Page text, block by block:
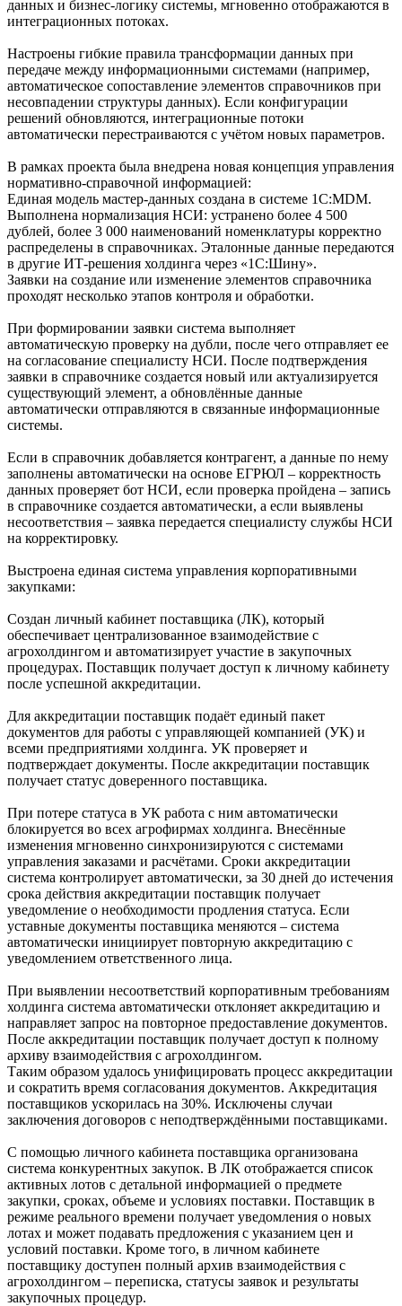
данных и бизнес-логику системы, мгновенно отображаются в
интеграционных потоках.
Настроены гибкие правила трансформации данных при
передаче между информационными системами (например,
автоматическое сопоставление элементов справочников при
несовпадении структуры данных). Если конфигурации
решений обновляются, интеграционные потоки
автоматически перестраиваются с учётом новых параметров.
В рамках проекта была внедрена новая концепция управления
нормативно-справочной информацией:
Единая модель мастер-данных создана в системе 1С:MDM.
Выполнена нормализация НСИ: устранено более 4 500
дублей, более 3 000 наименований номенклатуры корректно
распределены в справочниках. Эталонные данные передаются
в другие ИТ-решения холдинга через «1С:Шину».
Заявки на создание или изменение элементов справочника
проходят несколько этапов контроля и обработки.
При формировании заявки система выполняет
автоматическую проверку на дубли, после чего отправляет ее
на согласование специалисту НСИ. После подтверждения
заявки в справочнике создается новый или актуализируется
существующий элемент, а обновлённые данные
автоматически отправляются в связанные информационные
системы.
Если в справочник добавляется контрагент, а данные по нему
заполнены автоматически на основе ЕГРЮЛ – корректность
данных проверяет бот НСИ, если проверка пройдена – запись
в справочнике создается автоматически, а если выявлены
несоответствия – заявка передается специалисту службы НСИ
на корректировку.
Выстроена единая система управления корпоративными
закупками:
Создан личный кабинет поставщика (ЛК), который
обеспечивает централизованное взаимодействие с
агрохолдингом и автоматизирует участие в закупочных
процедурах. Поставщик получает доступ к личному кабинету
после успешной аккредитации.
Для аккредитации поставщик подаёт единый пакет
документов для работы с управляющей компанией (УК) и
всеми предприятиями холдинга. УК проверяет и
подтверждает документы. После аккредитации поставщик
получает статус доверенного поставщика.
При потере статуса в УК работа с ним автоматически
блокируется во всех агрофирмах холдинга. Внесённые
изменения мгновенно синхронизируются с системами
управления заказами и расчётами. Сроки аккредитации
система контролирует автоматически, за 30 дней до истечения
срока действия аккредитации поставщик получает
уведомление о необходимости продления статуса. Если
уставные документы поставщика меняются – система
автоматически инициирует повторную аккредитацию с
уведомлением ответственного лица.
При выявлении несоответствий корпоративным требованиям
холдинга система автоматически отклоняет аккредитацию и
направляет запрос на повторное предоставление документов.
После аккредитации поставщик получает доступ к полному
архиву взаимодействия с агрохолдингом.
Таким образом удалось унифицировать процесс аккредитации
и сократить время согласования документов. Аккредитация
поставщиков ускорилась на 30%. Исключены случаи
заключения договоров с неподтверждёнными поставщиками.
С помощью личного кабинета поставщика организована
система конкурентных закупок. В ЛК отображается список
активных лотов с детальной информацией о предмете
закупки, сроках, объеме и условиях поставки. Поставщик в
режиме реального времени получает уведомления о новых
лотах и может подавать предложения с указанием цен и
условий поставки. Кроме того, в личном кабинете
поставщику доступен полный архив взаимодействия с
агрохолдингом – переписка, статусы заявок и результаты
закупочных процедур.